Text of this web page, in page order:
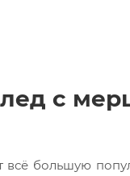
с
всё большую